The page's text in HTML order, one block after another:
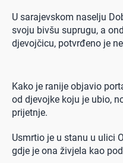
U sarajevskom naselju
svoju bivšu suprugu, a
djevojčicu, potvrđeno je
Kako je ranije objavio
od djevojke koju je ubio,
prijetnje.
Usmrtio je u stanu u ulici
gdje je ona živjela kao